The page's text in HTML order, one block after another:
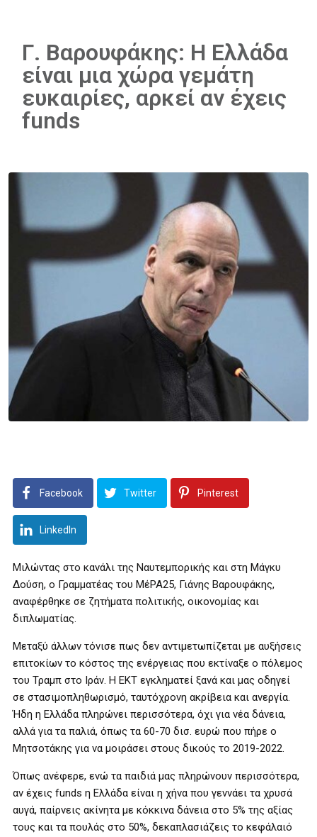
Γ. Βαρουφάκης: Η Ελλάδα
είναι μια χώρα γεμάτη
ευκαιρίες, αρκεί αν έχεις
funds
Facebook Twitter Pinterest
LinkedIn
Μιλώντας στο κανάλι της Ναυτεμπορικής και στη Μάγκυ
Δούση, ο Γραμματέας του ΜέΡΑ25, Γιάνης Βαρουφάκης,
αναφέρθηκε σε ζητήματα πολιτικής, οικονομίας και
διπλωματίας.
Μεταξύ άλλων τόνισε πως δεν αντιμετωπίζεται με αυξήσεις
επιτοκίων το κόστος της ενέργειας που εκτίναξε ο πόλεμος
του Τραμπ στο Ιράν. Η ΕΚΤ εγκληματεί ξανά και μας οδηγεί
σε στασιμοπληθωρισμό, ταυτόχρονη ακρίβεια και ανεργία.
Ήδη η Ελλάδα πληρώνει περισσότερα, όχι για νέα δάνεια,
αλλά για τα παλιά, όπως τα 60-70 δισ. ευρώ που πήρε ο
Μητσοτάκης για να μοιράσει στους δικούς το 2019-2022.
Όπως ανέφερε, ενώ τα παιδιά μας πληρώνουν περισσότερα,
αν έχεις funds η Ελλάδα είναι η χήνα που γεννάει τα χρυσά
αυγά, παίρνεις ακίνητα με κόκκινα δάνεια στο 5% της αξίας
τους και τα πουλάς στο 50%, δεκαπλασιάζεις το κεφάλαιό